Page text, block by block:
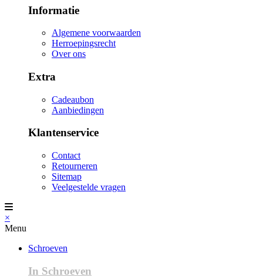
Informatie
Algemene voorwaarden
Herroepingsrecht
Over ons
Extra
Cadeaubon
Aanbiedingen
Klantenservice
Contact
Retourneren
Sitemap
Veelgestelde vragen
×
Menu
Schroeven
In Schroeven